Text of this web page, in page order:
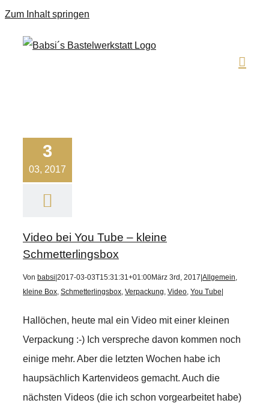
Zum Inhalt springen
3
03, 2017
Video bei You Tube – kleine
Schmetterlingsbox
Von babsi 2017-03-03T15:31:31+01:00März 3rd, 2017 Allgemein,
kleine Box, Schmetterlingsbox, Verpackung, Video, You Tube
Hallöchen, heute mal ein Video mit einer kleinen
Verpackung :-) Ich verspreche davon kommen noch
einige mehr. Aber die letzten Wochen habe ich
haupsächlich Kartenvideos gemacht. Auch die
nächsten Videos (die ich schon vorgearbeitet habe)